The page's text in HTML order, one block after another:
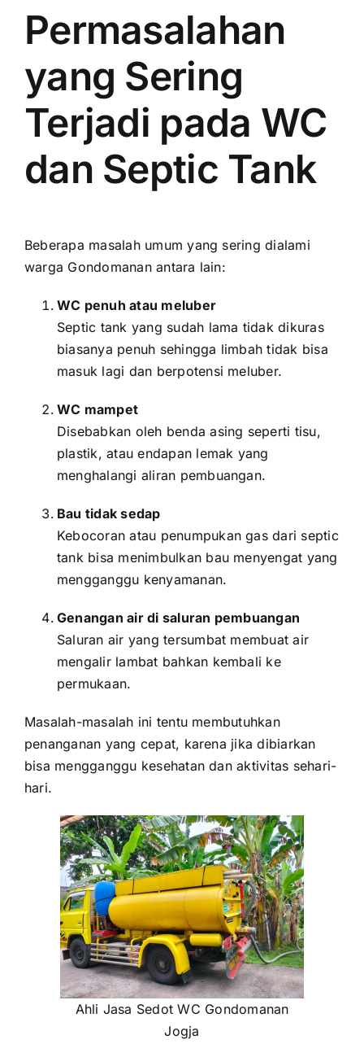
Permasalahan
yang Sering
Terjadi pada WC
dan Septic Tank
Beberapa masalah umum yang sering dialami
warga Gondomanan antara lain:
WC penuh atau meluber
Septic tank yang sudah lama tidak dikuras
biasanya penuh sehingga limbah tidak bisa
masuk lagi dan berpotensi meluber.
WC mampet
Disebabkan oleh benda asing seperti tisu,
plastik, atau endapan lemak yang
menghalangi aliran pembuangan.
Bau tidak sedap
Kebocoran atau penumpukan gas dari septic
tank bisa menimbulkan bau menyengat yang
mengganggu kenyamanan.
Genangan air di saluran pembuangan
Saluran air yang tersumbat membuat air
mengalir lambat bahkan kembali ke
permukaan.
Masalah-masalah ini tentu membutuhkan
penanganan yang cepat, karena jika dibiarkan
bisa mengganggu kesehatan dan aktivitas sehari-
hari.
Ahli Jasa Sedot WC Gondomanan
Jogja